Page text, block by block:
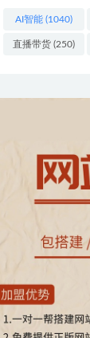
AI智能 (1040)
直播带货 (250)